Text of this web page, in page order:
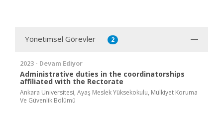
Yönetimsel Görevler 2
2023 - Devam Ediyor
Administrative duties in the coordinatorships
affiliated with the Rectorate
Ankara Üniversitesi, Ayaş Meslek Yüksekokulu, Mülkiyet Koruma
Ve Güvenlik Bölümü